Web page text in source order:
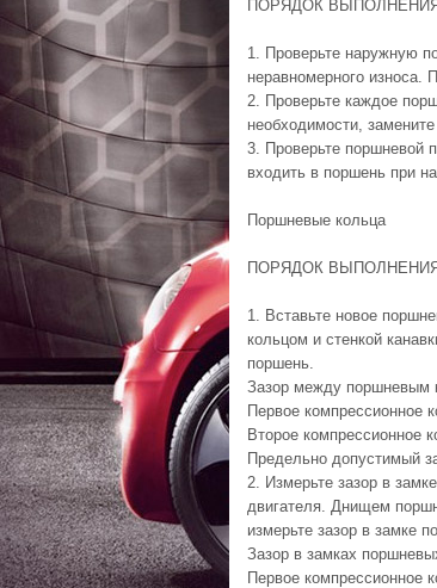
ПОРЯДОК ВЫПОЛНЕНИЯ
1. Проверьте наружную
неравномерного износа.
2. Проверьте каждое
необходимости,
3. Проверьте поршневой
входить в поршень при
Поршневые кольца
ПОРЯДОК ВЫПОЛНЕНИЯ
1. Вставьте новое
кольцом и стенкой
поршень.
Зазор между поршневым
Первое компрессионное
Второе компрессионное
Предельно допустимый
2. Измерьте зазор в
двигателя. Днищем
измерьте зазор в замке
Зазор в замках
Первое компрессионное